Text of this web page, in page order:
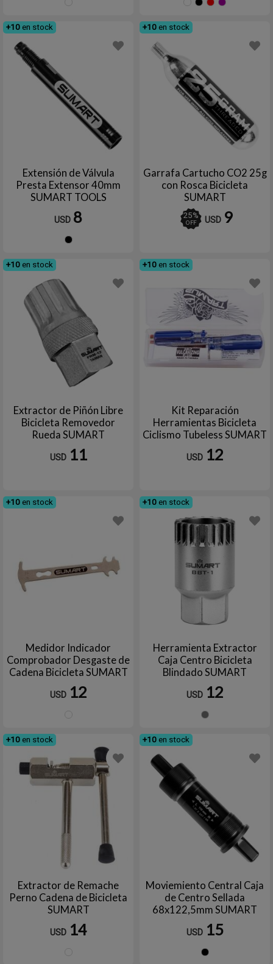
+10 en stock
Extensión de Válvula
Presta Extensor 40mm
SUMART TOOLS
USD 8
+10 en stock
Garrafa Cartucho CO2 25g
con Rosca Bicicleta
SUMART
25%
OFF USD 9
+10 en stock
Extractor de Piñón Libre
Bicicleta Removedor
Rueda SUMART
USD 11
+10 en stock
Kit Reparación
Herramientas Bicicleta
Ciclismo Tubeless SUMART
TOOLS
USD 12
+10 en stock
Medidor Indicador
Comprobador Desgaste de
Cadena Bicicleta SUMART
TOOLS
USD 12
+10 en stock
Herramienta Extractor
Caja Centro Bicicleta
Blindado SUMART
USD 12
+10 en stock
Extractor de Remache
Perno Cadena de Bicicleta
SUMART
USD 14
+10 en stock
Moviemiento Central Caja
de Centro Sellada
68x122,5mm SUMART
USD 15